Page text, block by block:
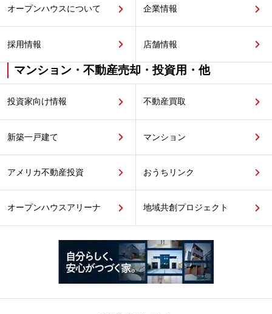
オープンハウスについて 企業情報
採用情報 店舗情報
マンション・不動産売却・投資用・他
投資家向け情報 不動産買取
新築一戸建て マンション
アメリカ不動産投資 おうちリンク
オープンハウスアリーナ 地域共創プロジェクト